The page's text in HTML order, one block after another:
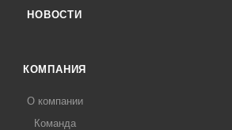
НОВОСТИ
КОМПАНИЯ
О компании
Команда